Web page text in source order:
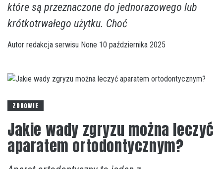
które są przeznaczone do jednorazowego lub
krótkotrwałego użytku. Choć
Autor redakcja serwisu None 10 października 2025
ZDROWIE
Jakie wady zgryzu można leczyć
aparatem ortodontycznym?